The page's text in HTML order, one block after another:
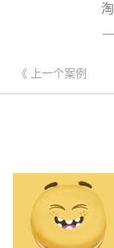
《 上一个案例